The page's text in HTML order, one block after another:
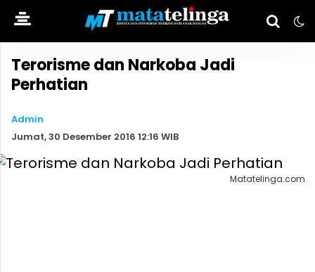
Terorisme dan Narkoba Jadi
Perhatian
Admin
Jumat, 30 Desember 2016 12:16 WIB
Matatelinga.com